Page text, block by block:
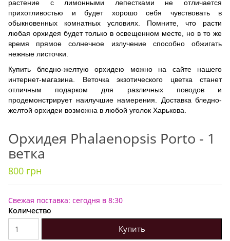
растение с лимонными лепестками не отличается
прихотливостью и будет хорошо себя чувствовать в
обыкновенных комнатных условиях. Помните, что расти
любая орхидея будет только в освещенном месте, но в то же
время прямое солнечное излучение способно обжигать
нежные листочки.
Купить бледно-желтую орхидею можно на сайте нашего
интернет-магазина. Веточка экзотического цветка станет
отличным подарком для различных поводов и
продемонстрирует наилучшие намерения. Доставка бледно-
желтой орхидеи возможна в любой уголок Харькова.
Орхидея Phalaenopsis Porto - 1
ветка
800 грн
Свежая поставка: сегодня в 8:30
Количество
Купить